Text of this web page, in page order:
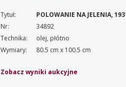
Tytuł:
POLOWANIE NA JELENIA,
Nr:
34892
Technika:
olej, płótno
Wymiary:
80.5 cm x 100.5 cm
Zobacz wyniki aukcyjne